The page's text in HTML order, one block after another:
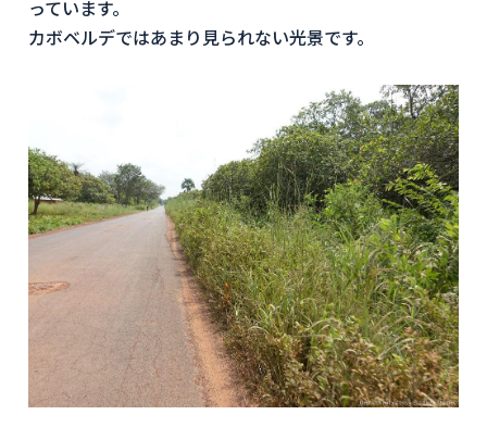
っています。
カボベルデではあまり見られない光景です。